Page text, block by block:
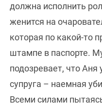
должна исполнить
женится на
которая по какой-то
штампе в паспорте.
подозревает, что
супруга – наемная
Всеми силами